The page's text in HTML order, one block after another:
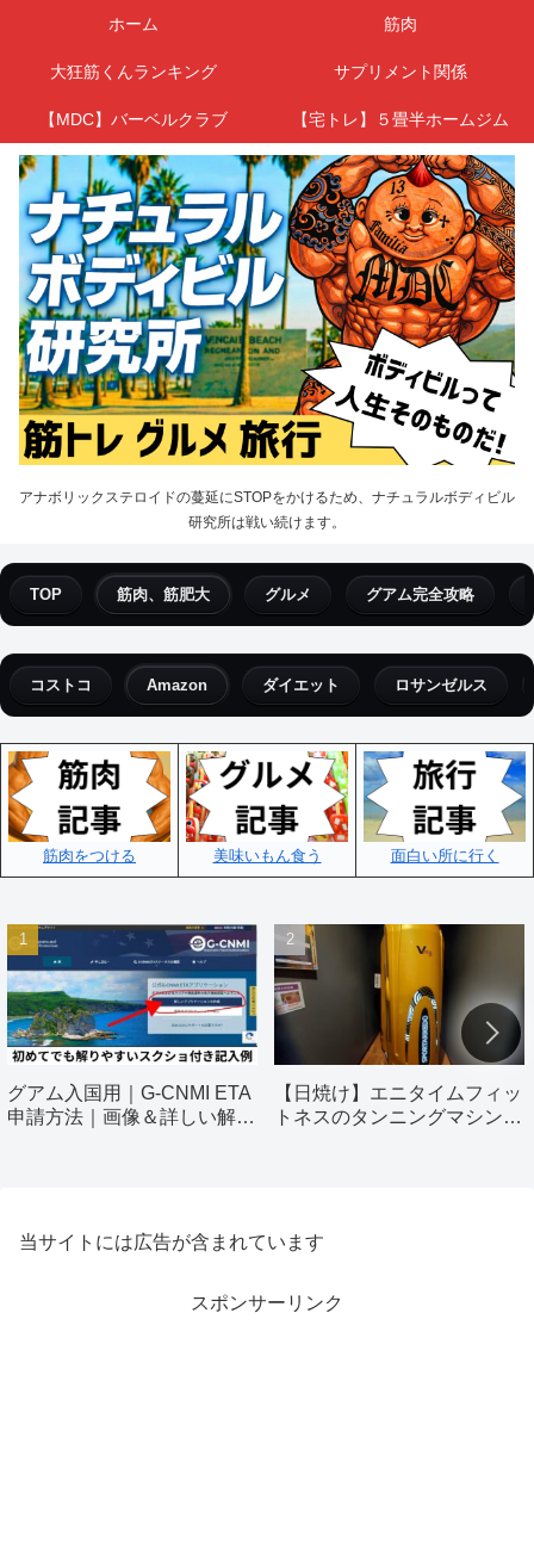
アナボリックステロイドの蔓延にSTOPをかけるため、ナチュラルボディビル
研究所は戦い続けます。
ホーム 筋肉
大狂筋くんランキング サプリメント関係
【MDC】バーベルクラブ 【宅トレ】５畳半ホームジム
TOP 筋肉、筋肥大 グルメ グアム完全攻略
コストコ Amazon ダイエット ロサンゼルス
筋肉をつける 美味いもん食う 面白い所に行く
グアム入国用｜G-CNMI ETA
申請方法｜画像＆詳しい解説
【日焼け】エニタイムフィッ
トネスのタンニングマシン使
当サイトには広告が含まれています
スポンサーリンク